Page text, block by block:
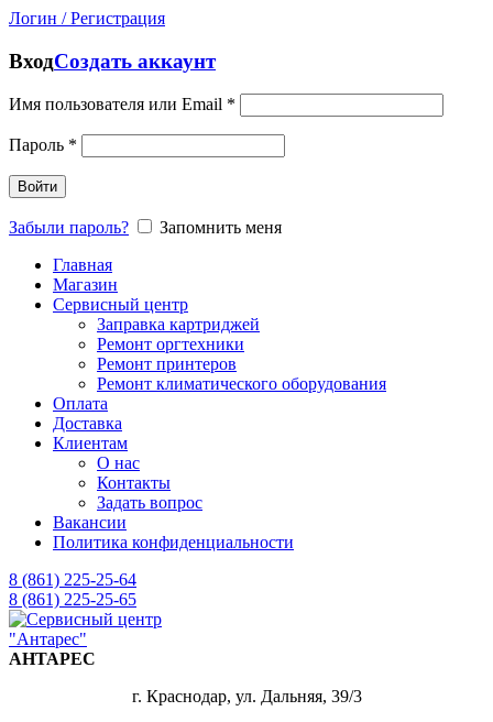
Логин / Регистрация
ВходСоздать аккаунт
Имя пользователя или Email *
Пароль *
Войти
Забыли пароль?
Запомнить меня
Главная
Магазин
Сервисный центр
Заправка картриджей
Ремонт оргтехники
Ремонт принтеров
Ремонт климатического оборудования
Оплата
Доставка
Клиентам
О нас
Контакты
Задать вопрос
Вакансии
Политика конфиденциальности
8 (861) 225-25-64
8 (861) 225-25-65
АНТАРЕС
г. Краснодар, ул. Дальняя, 39/3